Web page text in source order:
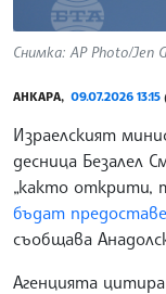
Снимка: AP Photo/Jen
АНКАРА, 09.07.2026 13:15
Израелският
десница Безалел
„както открити,
бъдат
съобщава
Агенцията